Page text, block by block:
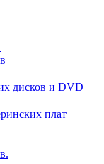
дисков и DVD
плат